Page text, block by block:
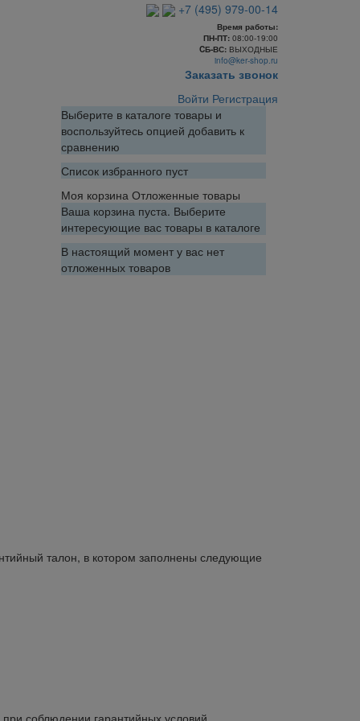
+7 (495) 979-00-14
Время работы:
ПН-ПТ: 08:00-19:00
CБ-ВС: ВЫХОДНЫЕ
info@ker-shop.ru
Заказать звонок
Войти Регистрация
Выберите в каталоге товары и
воспользуйтесь опцией добавить к
сравнению
Список избранного пуст
Моя корзина Отложенные товары
Ваша корзина пуста. Выберите
интересующие вас товары в каталоге
В настоящий момент у вас нет
отложенных товаров
талон, в котором заполнены следующие